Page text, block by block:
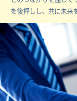
を後押しし、共に未来